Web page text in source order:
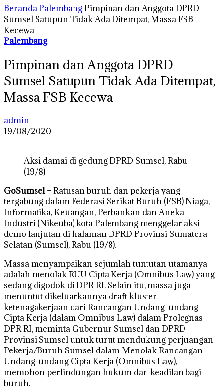
BerandaPalembangPimpinan dan Anggota DPRD
Sumsel Satupun Tidak Ada Ditempat, Massa FSB
Kecewa
Palembang
Pimpinan dan Anggota DPRD
Sumsel Satupun Tidak Ada Ditempat,
Massa FSB Kecewa
admin
19/08/2020
Aksi damai di gedung DPRD Sumsel, Rabu
(19/8)
GoSumsel –Ratusan buruh dan pekerja yang
tergabung dalam Federasi Serikat Buruh (FSB) Niaga,
Informatika, Keuangan, Perbankan dan Aneka
Industri (Nikeuba) kota Palembang menggelar aksi
demo lanjutan di halaman DPRD Provinsi Sumatera
Selatan (Sumsel), Rabu (19/8).
Massa menyampaikan sejumlah tuntutan utamanya
adalah menolak RUU Cipta Kerja (Omnibus Law) yang
sedang digodok di DPR RI. Selain itu, massa juga
menuntut dikeluarkannya draft kluster
ketenagakerjaan dari Rancangan Undang-undang
Cipta Kerja (dalam Omnibus Law) dalam Prolegnas
DPR RI, meminta Gubernur Sumsel dan DPRD
Provinsi Sumsel untuk turut mendukung perjuangan
Pekerja/Buruh Sumsel dalam Menolak Rancangan
Undang-undang Cipta Kerja (Omnibus Law),
memohon perlindungan hukum dan keadilan bagi
buruh.